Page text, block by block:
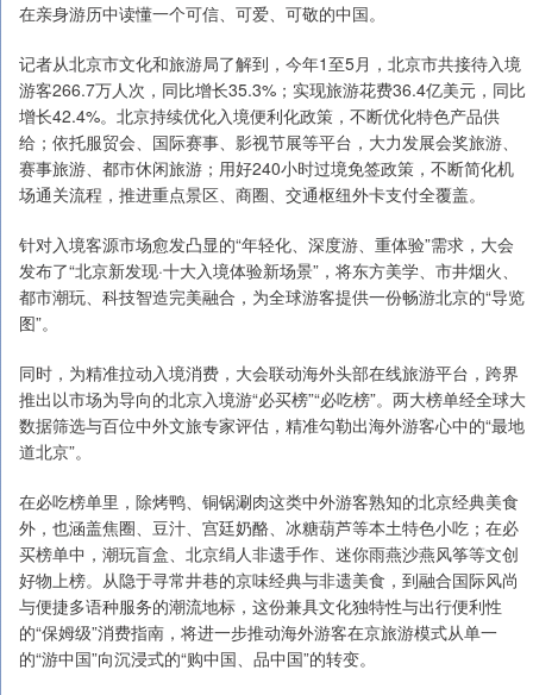
在亲身游历中读懂一个可信、可爱、可敬的中国。
记者从北京市文化和旅游局了解到，今年1至5月，北京市共接待入境
游客266.7万人次，同比增长35.3%；实现旅游花费36.4亿美元，同比
增长42.4%。北京持续优化入境便利化政策，不断优化特色产品供
给；依托服贸会、国际赛事、影视节展等平台，大力发展会奖旅游、
赛事旅游、都市休闲旅游；用好240小时过境免签政策，不断简化机
场通关流程，推进重点景区、商圈、交通枢纽外卡支付全覆盖。
针对入境客源市场愈发凸显的“年轻化、深度游、重体验”需求，大会
发布了“北京新发现·十大入境体验新场景”，将东方美学、市井烟火、
都市潮玩、科技智造完美融合，为全球游客提供一份畅游北京的“导览
图”。
同时，为精准拉动入境消费，大会联动海外头部在线旅游平台，跨界
推出以市场为导向的北京入境游“必买榜”“必吃榜”。两大榜单经全球大
数据筛选与百位中外文旅专家评估，精准勾勒出海外游客心中的“最地
道北京”。
在必吃榜单里，除烤鸭、铜锅涮肉这类中外游客熟知的北京经典美食
外，也涵盖焦圈、豆汁、宫廷奶酪、冰糖葫芦等本土特色小吃；在必
买榜单中，潮玩盲盒、北京绢人非遗手作、迷你雨燕沙燕风筝等文创
好物上榜。从隐于寻常井巷的京味经典与非遗美食，到融合国际风尚
与便捷多语种服务的潮流地标，这份兼具文化独特性与出行便利性
的“保姆级”消费指南，将进一步推动海外游客在京旅游模式从单一
的“游中国”向沉浸式的“购中国、品中国”的转变。